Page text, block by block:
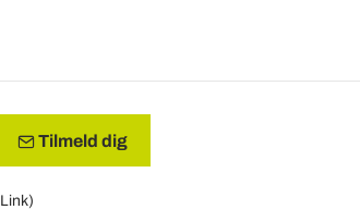
Tilmeld dig
Link)